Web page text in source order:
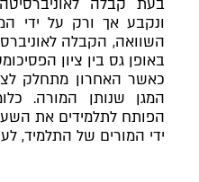
ונקבע אך ורק על ידי
השוואה, הקבלה
באופן גס בין ציון
כאשר האחרון מתחלק
הפותח לתלמידים את
ידי המורים של התלמיד, לעומת 100%